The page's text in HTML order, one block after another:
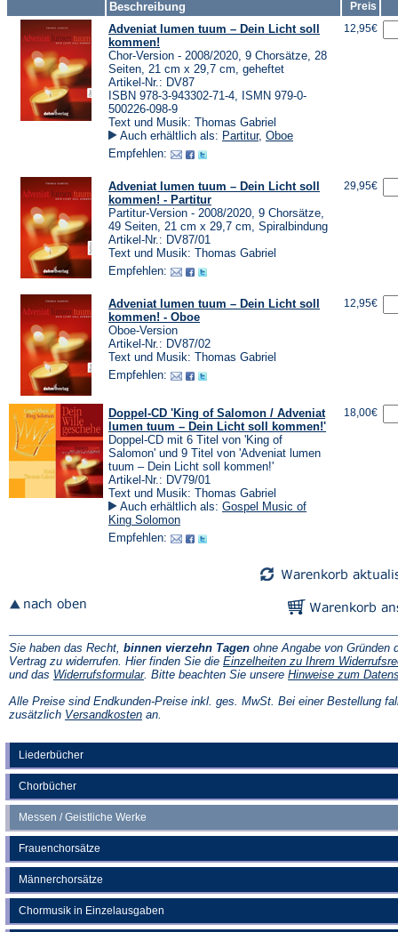
Liederbücher
Chorbücher
Messen / Geistliche Werke
Frauenchorsätze
Männerchorsätze
Chormusik in Einzelausgaben
Beschreibung Preis
Adveniat lumen tuum – Dein Licht soll
kommen!
Chor-Version - 2008/2020, 9 Chorsätze, 28
Seiten, 21 cm x 29,7 cm, geheftet
Artikel-Nr.: DV87
ISBN 978-3-943302-71-4, ISMN 979-0-
500226-098-9
Text und Musik: Thomas Gabriel
Auch erhältlich als: Partitur, Oboe
Empfehlen:
12,95€
Adveniat lumen tuum – Dein Licht soll
kommen! - Partitur
Partitur-Version - 2008/2020, 9 Chorsätze,
49 Seiten, 21 cm x 29,7 cm, Spiralbindung
Artikel-Nr.: DV87/01
Text und Musik: Thomas Gabriel
Empfehlen:
29,95€
Adveniat lumen tuum – Dein Licht soll
kommen! - Oboe
Oboe-Version
Artikel-Nr.: DV87/02
Text und Musik: Thomas Gabriel
Empfehlen:
12,95€
Doppel-CD 'King of Salomon / Adveniat
lumen tuum – Dein Licht soll kommen!'
Doppel-CD mit 6 Titel von 'King of
Salomon' und 9 Titel von 'Adveniat lumen
tuum – Dein Licht soll kommen!'
Artikel-Nr.: DV79/01
Text und Musik: Thomas Gabriel
Auch erhältlich als: Gospel Music of
King Solomon
Empfehlen:
18,00€
Sie haben das Recht, binnen vierzehn Tagen ohne Angabe von Gründen
Vertrag zu widerrufen. Hier finden Sie die Einzelheiten zu Ihrem
und das Widerrufsformular(Öffnet
einem
neuen
. Bitte beachten Sie unsere Hinweise zum
Alle Preise sind Endkunden-Preise inkl. ges. MwSt. Bei einer Bestellung
zusätzlich Versandkosten(Öffnet
an.